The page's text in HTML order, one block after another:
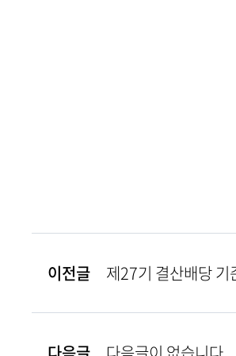
이전글 제27기 결산배당 기